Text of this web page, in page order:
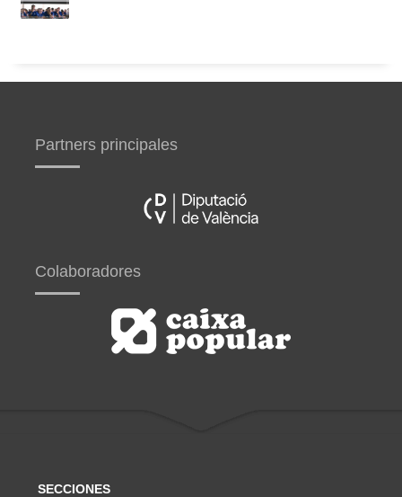
Partners principales
Colaboradores
SECCIONES